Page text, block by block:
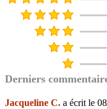
Derniers
Jacqueline C. a écrit le